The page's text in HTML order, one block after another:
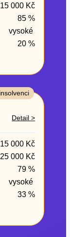
15 000 Kč
85 %
vysoké
20 %
Detail >
15 000 Kč
25 000 Kč
79 %
vysoké
33 %